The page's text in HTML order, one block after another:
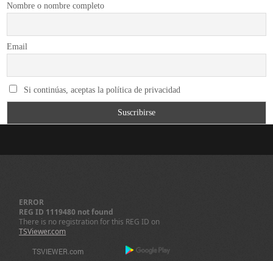
Nombre o nombre completo
Email
Si continúas, aceptas la política de privacidad
ERROR
REG ID 1119480 not found
There is no registration for this REG ID on
TSViewer.com